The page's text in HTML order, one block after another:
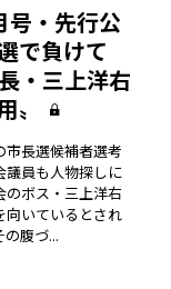
号・先行公
で負けて
・三上洋右
〟
長選候補者選考
議員も人物探しに
のボス・三上洋右
向いているとされ
腹づ...